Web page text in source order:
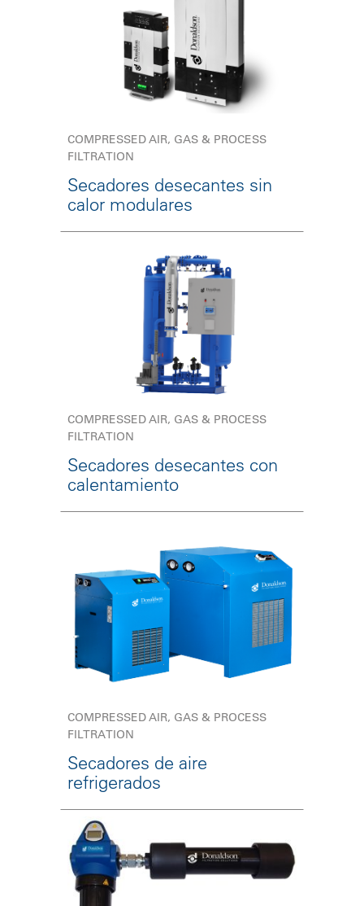
COMPRESSED AIR, GAS & PROCESS
FILTRATION
Secadores desecantes sin
calor modulares
COMPRESSED AIR, GAS & PROCESS
FILTRATION
Secadores desecantes con
calentamiento
COMPRESSED AIR, GAS & PROCESS
FILTRATION
Secadores de aire
refrigerados